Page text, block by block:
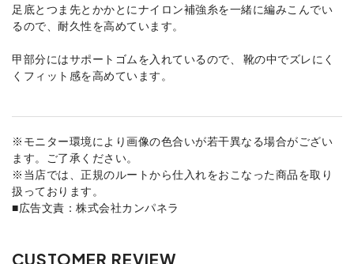
足底とつま先とかかとにナイロン補強糸を一緒に編みこんでい
るので、耐久性を高めています。
甲部分にはサポートゴムを入れているので、 靴の中でズレにく
くフィット感を高めています。
※モニター環境により画像の色合いが若干異なる場合がござい
ます。ご了承ください。
※当店では、正規のルートから仕入れをおこなった商品を取り
扱っております。
■広告文責：株式会社カンパネラ